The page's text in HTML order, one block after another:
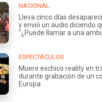
NACIONAL
Lleva cinco días
y envió un audio diciendo
“¿Puede llamar a una
ESPECTÁCULOS
Muere exchico reality en
durante grabación de un
Europa